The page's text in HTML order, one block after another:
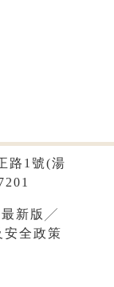
路1號(湯
最新版╱
安全政策